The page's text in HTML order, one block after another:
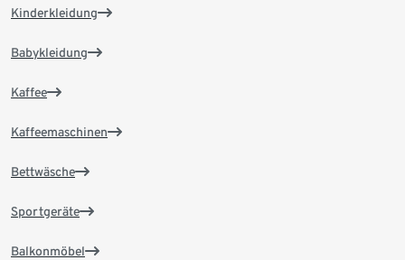
Kinderkleidung
Babykleidung
Kaffee
Kaffeemaschinen
Bettwäsche
Sportgeräte
Balkonmöbel